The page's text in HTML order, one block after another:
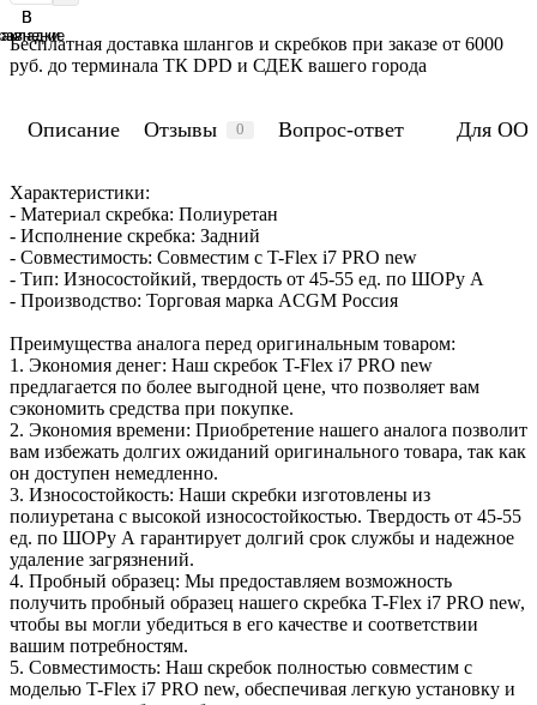
В
В
Бесплатная доставка шлангов и скребков при заказе от 6000
руб. до терминала ТК DPD и СДЕК вашего города
Описание Отзывы 0 Вопрос-ответ Для
Характеристики:
- Материал скребка: Полиуретан
- Исполнение скребка: Задний
- Совместимость: Совместим с T-Flex i7 PRO new
- Тип: Износостойкий, твердость от 45-55 ед. по ШОРу А
- Производство: Торговая марка ACGM Россия
Преимущества аналога перед оригинальным товаром:
1. Экономия денег: Наш скребок T-Flex i7 PRO new
предлагается по более выгодной цене, что позволяет вам
сэкономить средства при покупке.
2. Экономия времени: Приобретение нашего аналога позволит
вам избежать долгих ожиданий оригинального товара, так как
он доступен немедленно.
3. Износостойкость: Наши скребки изготовлены из
полиуретана с высокой износостойкостью. Твердость от 45-55
ед. по ШОРу А гарантирует долгий срок службы и надежное
удаление загрязнений.
4. Пробный образец: Мы предоставляем возможность
получить пробный образец нашего скребка T-Flex i7 PRO new,
чтобы вы могли убедиться в его качестве и соответствии
вашим потребностям.
5. Совместимость: Наш скребок полностью совместим с
моделью T-Flex i7 PRO new, обеспечивая легкую установку и